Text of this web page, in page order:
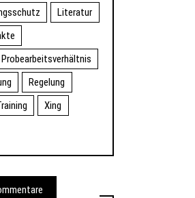
Literatur
Probearbeitsverhältnis
Regelung
Xing